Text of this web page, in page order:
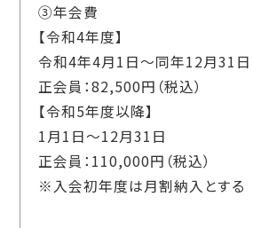
③年会費
【令和4年度】
令和4年4月1日～同年12月31日
正会員：82,500円（税込）
【令和5年度以降】
1月1日～12月31日
正会員：110,000円（税込）
※入会初年度は月割納入とする